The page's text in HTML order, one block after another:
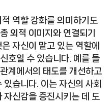
역할 강화를 의미하기도
외적 이미지와 연결되기
자신이 맡고 있는 역할에
호일 수 있습니다. 예를 들
계에서의 태도를 개선하고
습니다. 이는 자신의 사회
자신감을 증진시키는 데 도